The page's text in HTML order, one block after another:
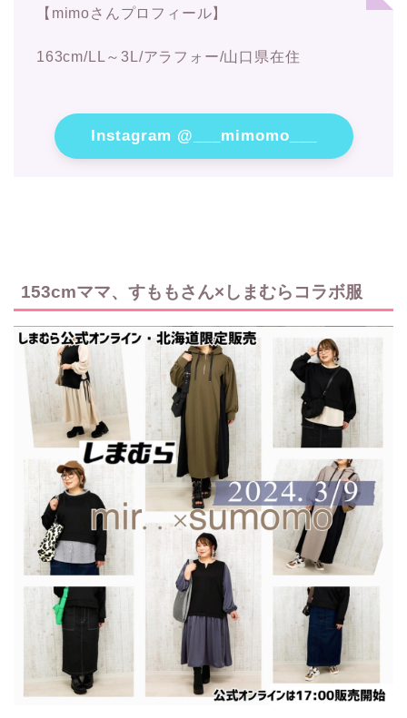
【mimoさんプロフィール】
163cm/LL～3L/アラフォー/山口県在住
Instagram @___mimomo___
153cmママ、すももさん×しまむらコラボ服